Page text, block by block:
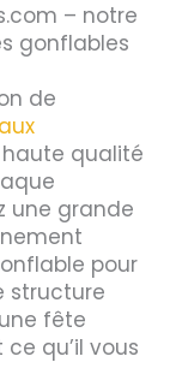
– notre
gonflables
de
qualité
une grande
pour
structure
fête
qu’il vous